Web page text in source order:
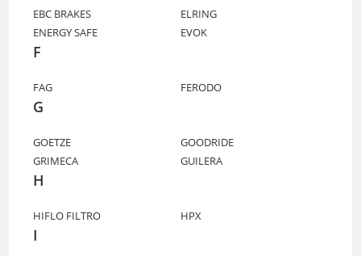
EBC BRAKES
ELRING
ENERGY SAFE
EVOK
F
FAG FERODO
G
GOETZE
GOODRIDE
GRIMECA
GUILERA
H
HIFLO FILTRO HPX
I